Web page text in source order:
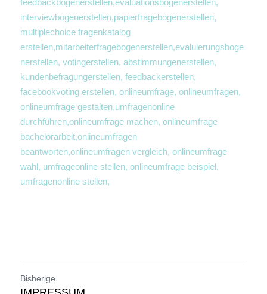
feedbackbögenerstellen,evaluationsbögenerstellen,
interviewbogenerstellen,papierfragebogenerstellen,
multiplechoice fragenkatalog
erstellen,mitarbeiterfragebogenerstellen,evaluierungsboge
nerstellen, votingerstellen, abstimmungenerstellen,
kundenbefragungerstellen, feedbackerstellen,
facebookvoting erstellen, onlineumfrage, onlineumfragen,
onlineumfrage gestalten,umfragenonline
durchführen,onlineumfrage machen, onlineumfrage
bachelorarbeit,onlineumfragen
beantworten,onlineumfragen vergleich, onlineumfrage
wahl, umfrageonline stellen, onlineumfrage beispiel,
umfragenonline stellen,
Bisherige